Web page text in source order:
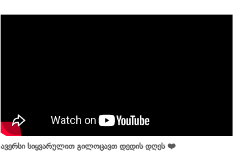
ავერსი სიყვარულით გილოცავთ დედის დღეს ❤️